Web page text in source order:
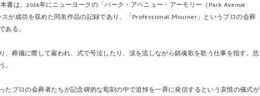
書は、2016年にニューヨークの「パーク・アベニュー・アーモリー（Park Avenue
が成功を収めた同名作品の記録であり、「Professional Mourner」というプロの会葬
る。
、葬儀に際して雇われ、式で号泣したり、涙を流しながら鎮魂歌を歌う仕事を指す。悲
たプロの会葬者たちが記念碑的な彫刻の中で追悼を一斉に発信するという哀惜の儀式が